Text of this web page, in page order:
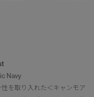
Navy
を取り入れた＜キャンモア